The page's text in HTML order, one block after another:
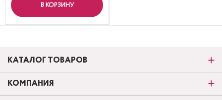
В КОРЗИНУ
КАТАЛОГ ТОВАРОВ
КОМПАНИЯ